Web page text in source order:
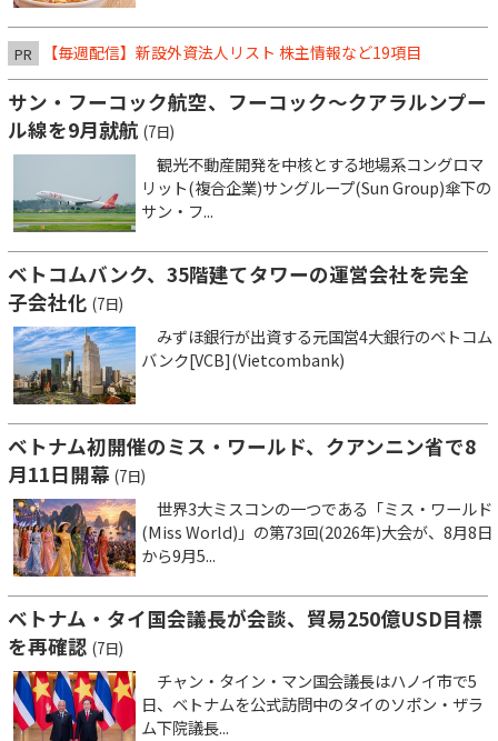
PR 【毎週配信】新設外資法人リスト 株主情報など19項目
サン・フーコック航空、フーコック～クアラルンプー
ル線を9月就航 (7日)
観光不動産開発を中核とする地場系コングロマ
リット(複合企業)サングループ(Sun Group)傘下の
サン・フ...
ベトコムバンク、35階建てタワーの運営会社を完全
子会社化 (7日)
みずほ銀行が出資する元国営4大銀行のベトコム
バンク[VCB](Vietcombank)
ベトナム初開催のミス・ワールド、クアンニン省で8
月11日開幕 (7日)
世界3大ミスコンの一つである「ミス・ワールド
(Miss World)」の第73回(2026年)大会が、8月8日
から9月5...
ベトナム・タイ国会議長が会談、貿易250億USD目標
を再確認 (7日)
チャン・タイン・マン国会議長はハノイ市で5
日、ベトナムを公式訪問中のタイのソポン・ザラ
ム下院議長...